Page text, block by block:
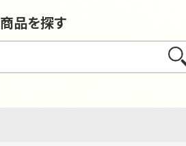
商品を探す
さが